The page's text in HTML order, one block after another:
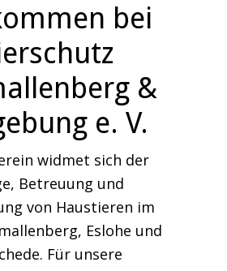
bei
&
e. V.
widmet sich der
Betreuung und
von Haustieren im
Eslohe und
Für unsere